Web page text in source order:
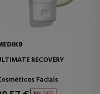
RECOVERY
Faciais